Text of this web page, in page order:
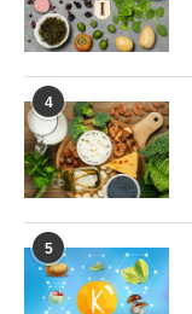
4
5